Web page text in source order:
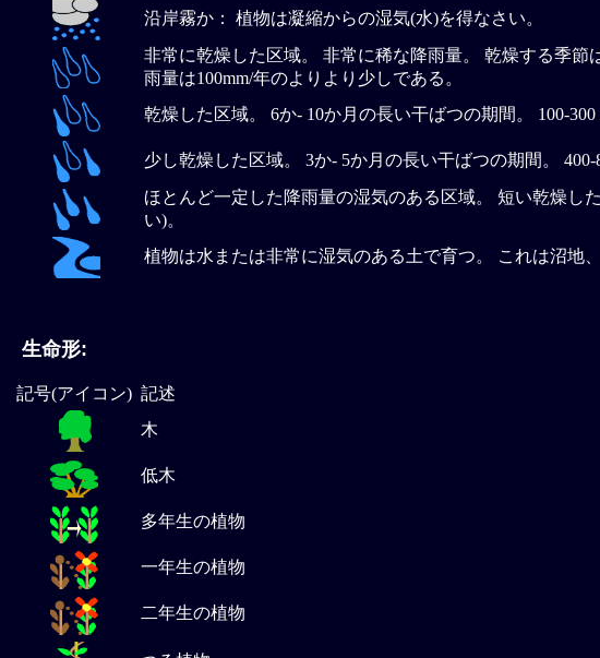
沿岸霧か： 植物は凝縮からの湿気(水)を得なさい。
非常に乾燥した区域。 非常に稀な降雨量。 乾燥する季節
雨量は100mm/年のよりより少しである。
乾燥した区域。 6か- 10か月の長い干ばつの期間。 100-
少し乾燥した区域。 3か- 5か月の長い干ばつの期間。 400-
ほとんど一定した降雨量の湿気のある区域。 短い乾燥し
い)。
植物は水または非常に湿気のある土で育つ。 これは沼地
生命形:
記号(アイコン) 記述
木
低木
多年生の植物
一年生の植物
二年生の植物